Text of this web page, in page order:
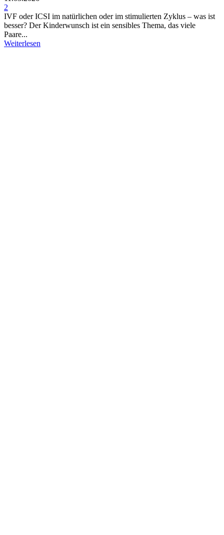
2
IVF oder ICSI im natürlichen oder im stimulierten Zyklus – was ist
besser? Der Kinderwunsch ist ein sensibles Thema, das viele
Paare...
Weiterlesen